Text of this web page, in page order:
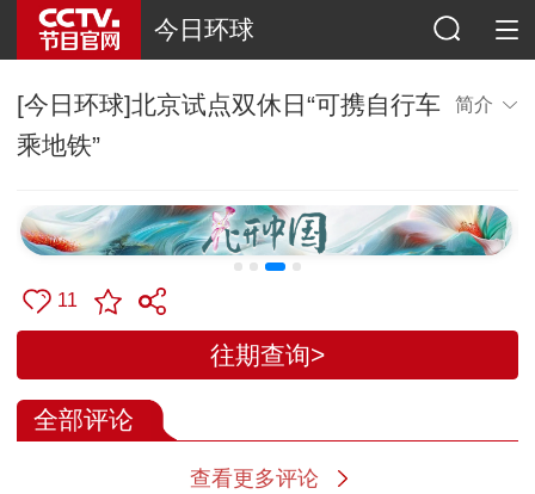
今日环球
[今日环球]北京试点双休日“可携自行车
乘地铁”
简介
11
往期查询>
全部评论
查看更多评论